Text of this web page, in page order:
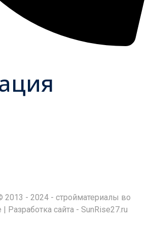
2013 - 2024 - стройматериалы во
Разработка сайта - SunRise27.ru